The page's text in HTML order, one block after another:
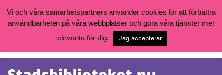
Vill du söka böcker, logga in på ditt bibliotekskonto eller nå övriga
goteborg.se/bibliotek
Öppettider, katalog och kontakt
Tjänster
Vi och våra samarbetspartners använder cookies för att förbättra
användbarheten på våra webbplatser och göra våra tjänster mer
relevanta för dig.
Jag accepterar